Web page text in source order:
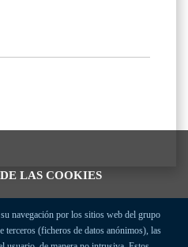
LAS COOKIES
navegación por los sitios web del grupo
terceros (ficheros de datos anónimos), las